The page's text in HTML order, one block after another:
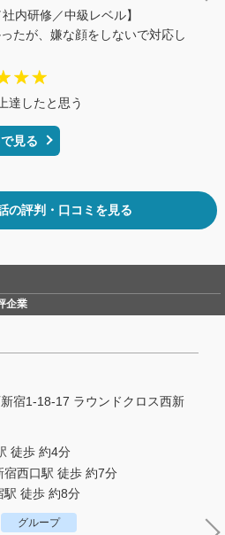
内研修／中級レベル】
たが、嫌な顔をしないで対応し
達したと思う
見る
の評判・口コミを見る
企業
宿1-18-17 ラウンドクロス西新
徒歩 約4分
宿西口駅 徒歩 約7分
駅 徒歩 約8分
グループ